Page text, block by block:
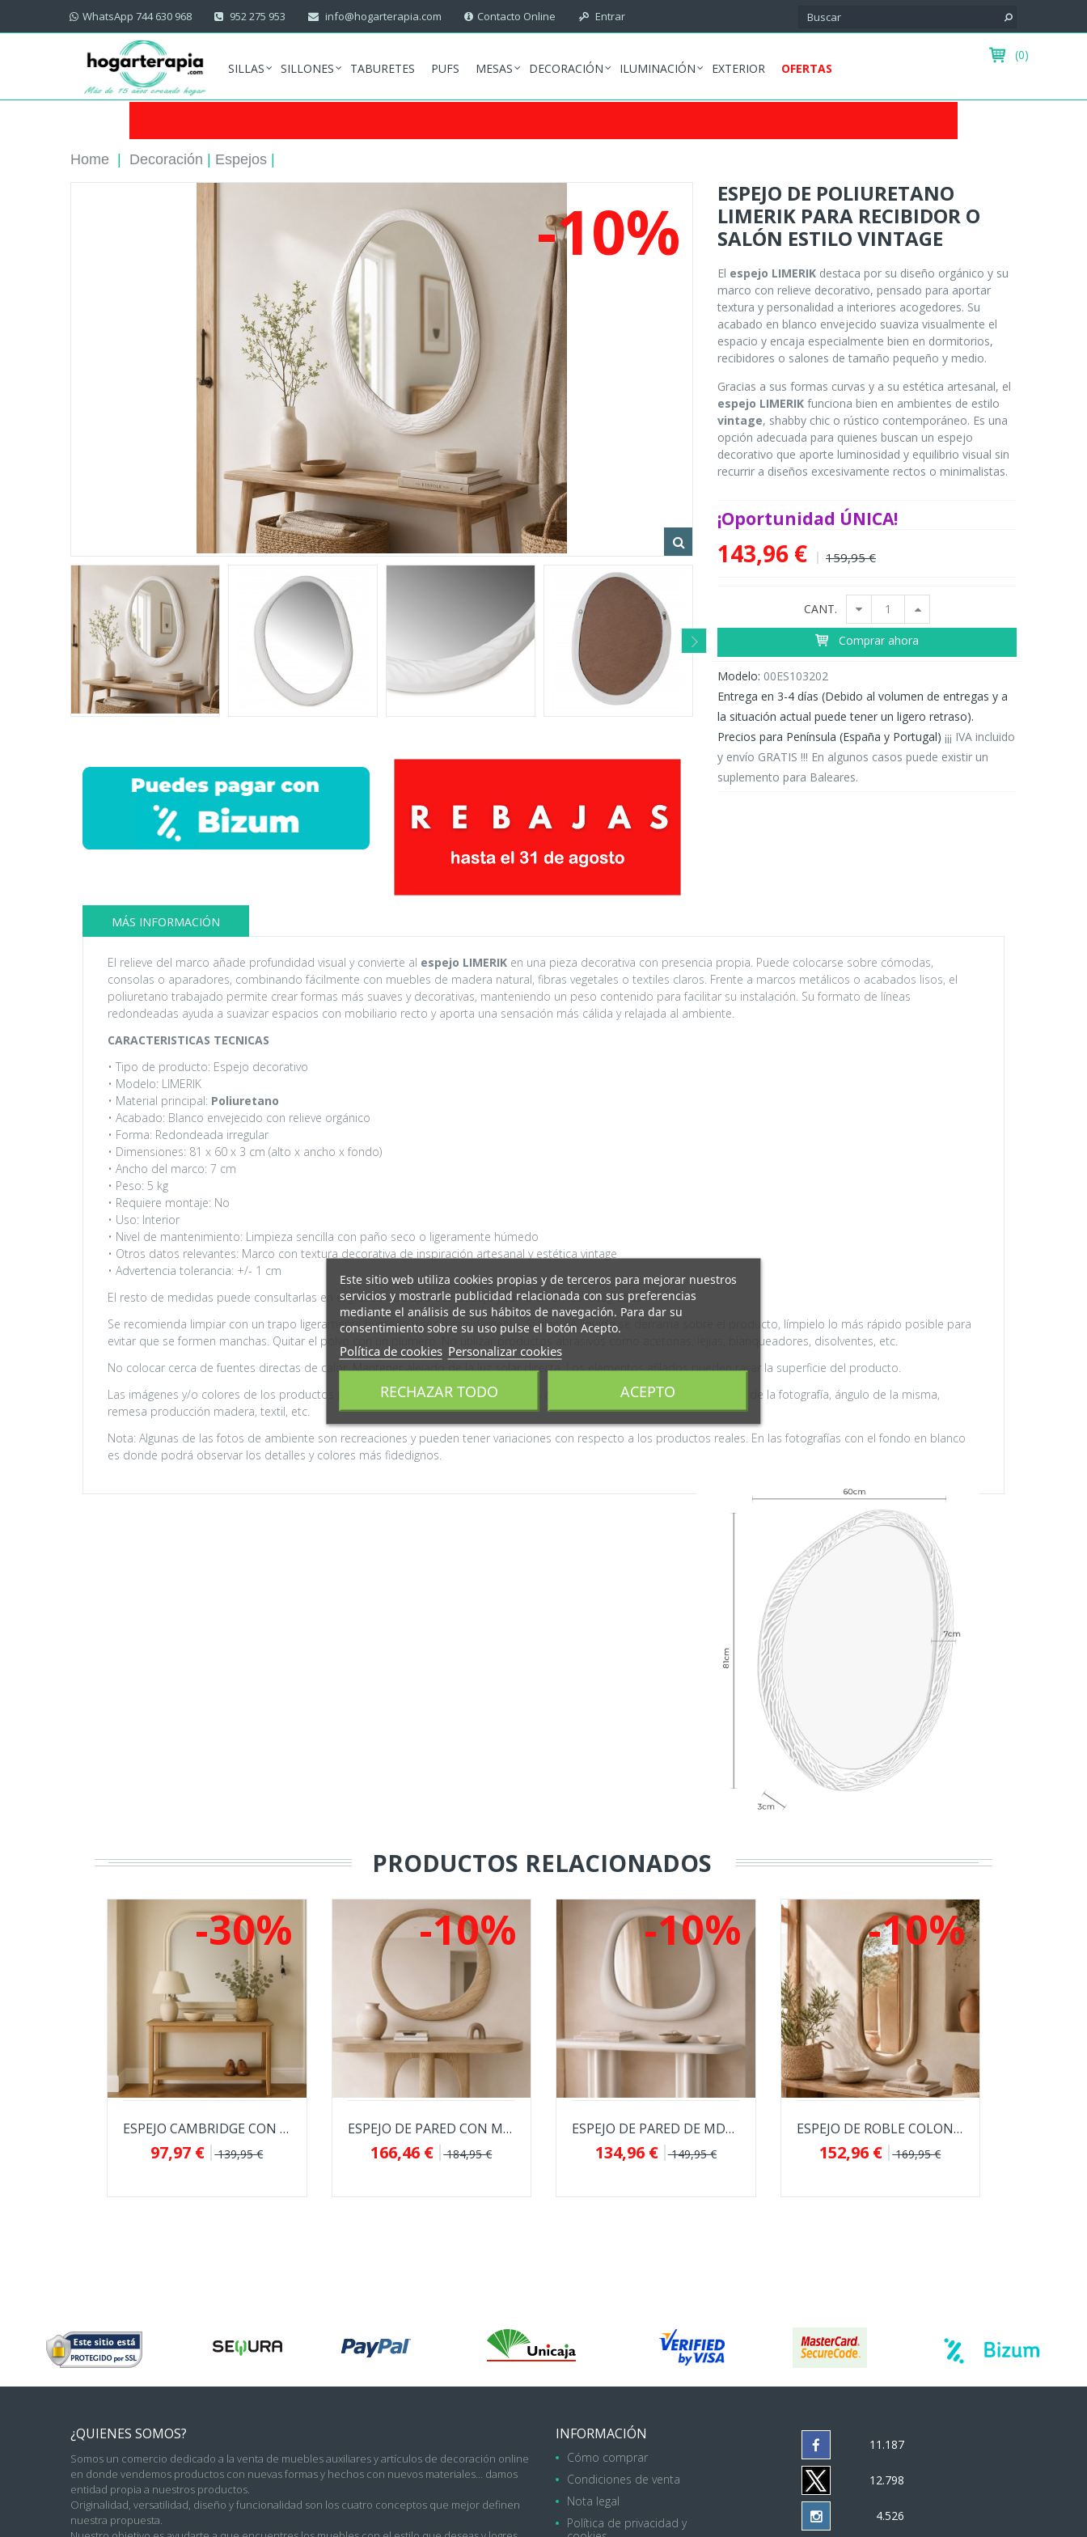
WhatsApp 744 630 968 952 275 953 info@hogarterapia.com Contacto Online Entrar
(0)
SILLAS
SILLONES TABURETES PUFS MESAS DECORACIÓN ILUMINACIÓN EXTERIOR OFERTAS
Home Decoración Espejos
-10%
ESPEJO DE POLIURETANO
LIMERIK PARA RECIBIDOR O
SALÓN ESTILO VINTAGE
El espejo LIMERIK destaca por su diseño orgánico y su
marco con relieve decorativo, pensado para aportar
textura y personalidad a interiores acogedores. Su
acabado en blanco envejecido suaviza visualmente el
espacio y encaja especialmente bien en dormitorios,
recibidores o salones de tamaño pequeño y medio.
Gracias a sus formas curvas y a su estética artesanal, el
espejo LIMERIK funciona bien en ambientes de estilo
vintage, shabby chic o rústico contemporáneo. Es una
opción adecuada para quienes buscan un espejo
decorativo que aporte luminosidad y equilibrio visual sin
recurrir a diseños excesivamente rectos o minimalistas.
¡Oportunidad ÚNICA!
143,96 € 159,95 €
CANT.
Comprar ahora
Modelo: 00ES103202
Entrega en 3-4 días (Debido al volumen de entregas y a
la situación actual puede tener un ligero retraso).
Precios para Península (España y Portugal) ¡¡¡ IVA incluido
y envío GRATIS !!! En algunos casos puede existir un
suplemento para Baleares.
MÁS INFORMACIÓN
El relieve del marco añade profundidad visual y convierte al espejo LIMERIK en una pieza decorativa con presencia propia. Puede colocarse sobre cómodas,
consolas o aparadores, combinando fácilmente con muebles de madera natural, fibras vegetales o textiles claros. Frente a marcos metálicos o acabados lisos, el
poliuretano trabajado permite crear formas más suaves y decorativas, manteniendo un peso contenido para facilitar su instalación. Su formato de líneas
redondeadas ayuda a suavizar espacios con mobiliario recto y aporta una sensación más cálida y relajada al ambiente.
CARACTERISTICAS TECNICAS
• Tipo de producto: Espejo decorativo
• Modelo: LIMERIK
• Material principal: Poliuretano
• Acabado: Blanco envejecido con relieve orgánico
• Forma: Redondeada irregular
• Dimensiones: 81 x 60 x 3 cm (alto x ancho x fondo)
• Ancho del marco: 7 cm
• Peso: 5 kg
• Requiere montaje: No
• Uso: Interior
• Nivel de mantenimiento: Limpieza sencilla con paño seco o ligeramente húmedo
• Otros datos relevantes: Marco con textura decorativa de inspiración artesanal y estética vintage
• Advertencia tolerancia: +/- 1 cm
El resto de medidas puede consultarlas en el gráfico que aparece debajo y también en las fotografías.
Se recomienda limpiar con un trapo ligeramente húmedo y secar rápidamente. Si algo de líquido se derrama sobre el producto, límpielo lo más rápido posible para
evitar que se formen manchas. Quitar el polvo con un plumero. No utilizar productos abrasivos como acetonas, lejías, blanqueadores, disolventes, etc.
No colocar cerca de fuentes directas de calor. Mantener alejado de la luz solar directa. Los elementos afilados pueden rayar la superficie del producto.
Las imágenes y/o colores de los productos pueden variar ligeramente por motivos de calibrado de pantalla, luz ambiente de la fotografía, ángulo de la misma,
remesa producción madera, textil, etc.
Nota: Algunas de las fotos de ambiente son recreaciones y pueden tener variaciones con respecto a los productos reales. En las fotografías con el fondo en blanco
es donde podrá observar los detalles y colores más fidedignos.
PRODUCTOS RELACIONADOS
-30%
ESPEJO CAMBRIDGE CON MARCO BLANCO ANTIGUO
97,97 € 139,95 €
-10%
ESPEJO DE PARED CON MARCO DE MADERA BERLÍN...
166,46 € 184,95 €
-10%
ESPEJO DE PARED DE MDF LACADO KABUL PARA...
134,96 € 149,95 €
-10%
ESPEJO DE ROBLE COLONIA PARA RECIBIDOR O...
152,96 € 169,95 €
¿QUIENES SOMOS?
Somos un comercio dedicado a la venta de muebles auxiliares y artículos de decoración online
en donde vendemos productos con nuevas formas y hechos con nuevos materiales... damos
entidad propia a nuestros productos.
Originalidad, versatilidad, diseño y funcionalidad son los cuatro conceptos que mejor definen
nuestra propuesta.
INFORMACIÓN
Cómo comprar
Condiciones de venta
Nota legal
Política de privacidad y
11.187
12.798
4.526
Este sitio web utiliza cookies propias y de terceros para mejorar nuestros
servicios y mostrarle publicidad relacionada con sus preferencias
mediante el análisis de sus hábitos de navegación. Para dar su
consentimiento sobre su uso pulse el botón Acepto.
Política de cookies Personalizar cookies
RECHAZAR TODO ACEPTO